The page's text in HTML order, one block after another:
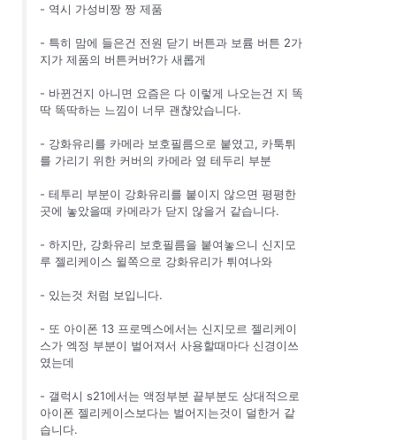
- 역시 가성비짱 짱 제품
- 특히 맘에 들은건 전원 닫기 버튼과 보륨 버튼 2가
지가 제품의 버튼커버?가 새롭게
- 바뀐건지 아니면 요즘은 다 이렇게 나오는건 지 똑
딱 똑딱하는 느낌이 너무 괜챦았습니다.
- 강화유리를 카메라 보호필름으로 붙였고, 카툭튀
를 가리기 위한 커버의 카메라 옆 테두리 부분
- 테투리 부분이 강화유리를 붙이지 않으면 평평한
곳에 놓았을때 카메라가 닫지 않을거 같습니다.
- 하지만, 강화유리 보호필름을 붙여놓으니 신지모
루 젤리케이스 윌쪽으로 강화유리가 튀여나와
- 있는것 처럼 보입니다.
- 또 아이폰 13 프로멕스에서는 신지모르 젤리케이
스가 엑정 부분이 벌어져서 사용할때마다 신경이쓰
였는데
- 갤럭시 s21에서는 액정부분 끝부분도 상대적으로
아이폰 젤리케이스보다는 벌어지는것이 덜한거 같
습니다.